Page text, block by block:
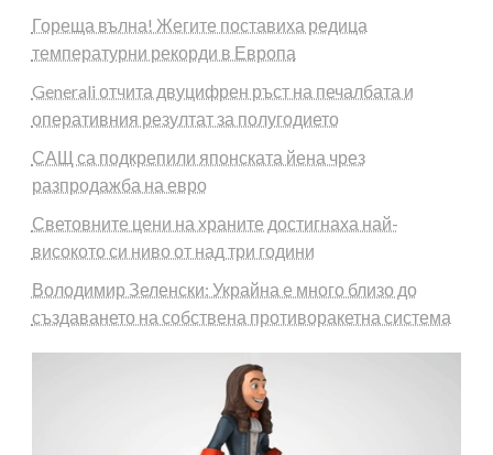
Гореща вълна! Жегите поставиха редица
температурни рекорди в Европа
Generali отчита двуцифрен ръст на печалбата и
оперативния резултат за полугодието
САЩ са подкрепили японската йена чрез
разпродажба на евро
Световните цени на храните достигнаха най-
високото си ниво от над три години
Володимир Зеленски: Украйна е много близо до
създаването на собствена противоракетна система